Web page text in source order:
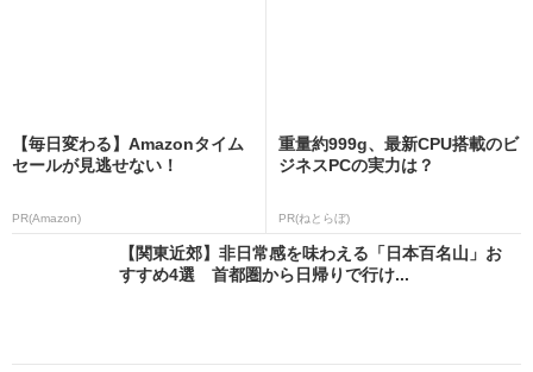
【毎日変わる】Amazonタイム
セールが見逃せない！
PR(Amazon)
重量約999g、最新CPU搭載のビ
ジネスPCの実力は？
PR(ねとらぼ)
【関東近郊】非日常感を味わえる「日本百名山」お
すすめ4選 首都圏から日帰りで行け...